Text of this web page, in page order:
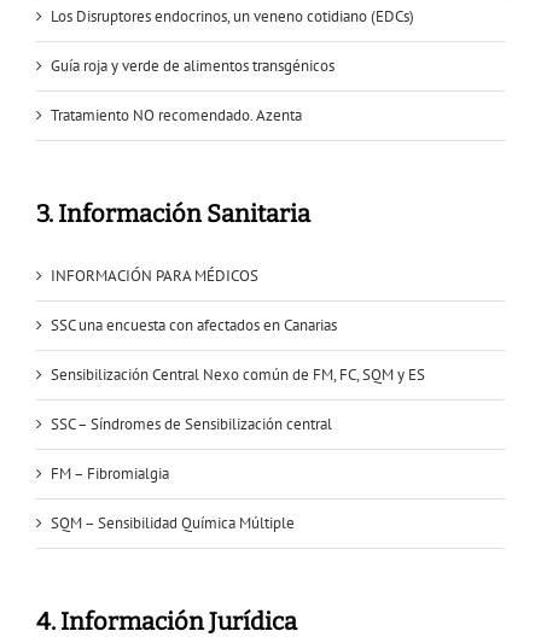
Los Disruptores endocrinos, un veneno cotidiano (EDCs)
Guía roja y verde de alimentos transgénicos
Tratamiento NO recomendado. Azenta
3. Información Sanitaria
INFORMACIÓN PARA MÉDICOS
SSC una encuesta con afectados en Canarias
Sensibilización Central Nexo común de FM, FC, SQM y ES
SSC – Síndromes de Sensibilización central
FM – Fibromialgia
SQM – Sensibilidad Química Múltiple
4. Información Jurídica